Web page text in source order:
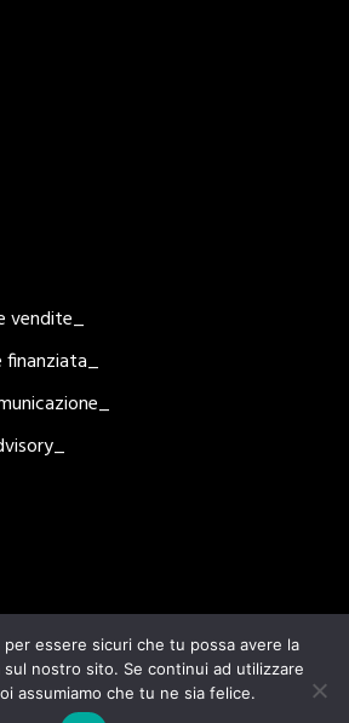
vendite_
finanziata_
per essere sicuri che tu possa avere la
sul nostro sito. Se continui ad utilizzare
assumiamo che tu ne sia felice.